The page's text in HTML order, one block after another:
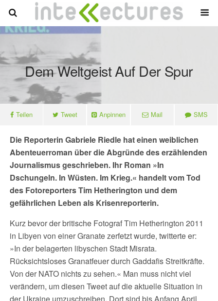
Dem Weltgeist Auf Der Spur
Teilen Tweet Anpinnen Mail SMS
Die Reporterin Gabriele Riedle hat einen weiblichen
Abenteuerroman über die Abgründe des erzählenden
Journalismus geschrieben. Ihr Roman »In
Dschungeln. In Wüsten. Im Krieg.« handelt vom Tod
des Fotoreporters Tim Hetherington und dem
gefährlichen Leben als Krisenreporterin.
Kurz bevor der britische Fotograf Tim Hetherington 2011
in Libyen von einer Granate zerfetzt wurde, twitterte er:
»In der belagerten libyschen Stadt Misrata.
Rücksichtsloses Granatfeuer durch Gaddafis Streitkräfte.
Von der NATO nichts zu sehen.« Man muss nicht viel
verändern, um diesen Tweet auf die aktuelle Situation in